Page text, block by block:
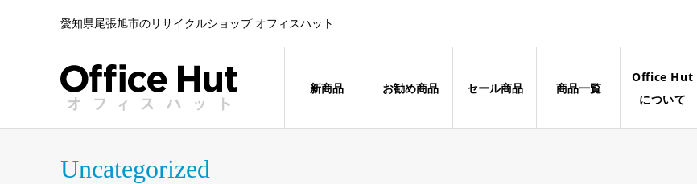
愛知県尾張旭市のリサイクルショップ オフィスハット
新商品 お勧め商品 セール商品 商品一覧
Office Hut
について
Uncategorized